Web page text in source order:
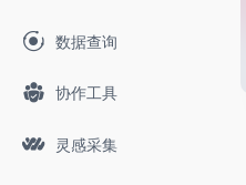
数据查询
协作工具
灵感采集